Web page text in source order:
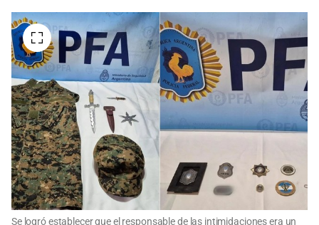
Se logró establecer que el responsable de las intimidaciones era un